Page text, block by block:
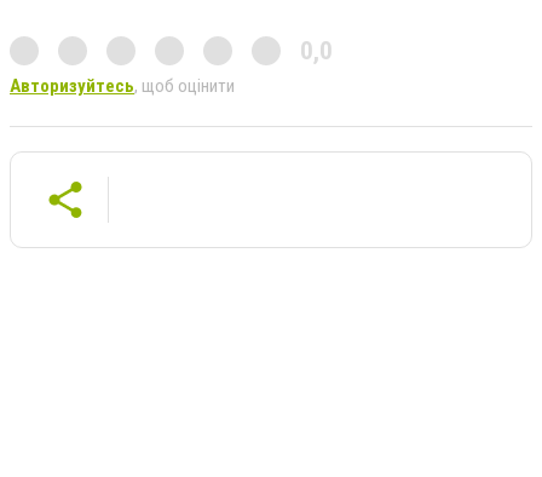
0,0
Авторизуйтесь, щоб оцінити